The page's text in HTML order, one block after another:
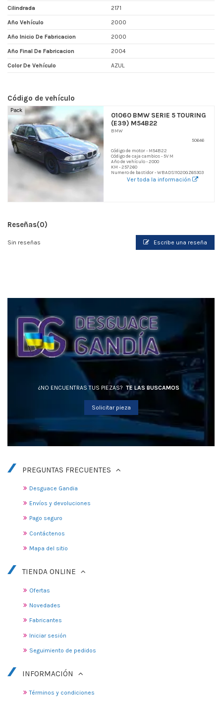
Cilindrada 2171
Año Vehículo 2000
Año Inicio De Fabricacion 2000
Año Final De Fabricacion 2004
Color De Vehículo AZUL
Código de vehículo
Pack
01060 BMW SERIE 5 TOURING
(E39) M54B22
BMW
50646
Código de motor - M54B22
Código de caja cambios - 5V M
Año de vehículo - 2000
KM - 257260
Numero de bastidor - WBADS11020GZ65303
Ver toda la información
Reseñas(0)
Sin reseñas Escribe una reseña
¿NO ENCUENTRAS TUS PIEZAS? TE LAS BUSCAMOS
Solicitar pieza
PREGUNTAS FRECUENTES
Desguace Gandia
Envíos y devoluciones
Pago seguro
Contáctenos
Mapa del sitio
TIENDA ONLINE
Ofertas
Novedades
Fabricantes
Iniciar sesión
Seguimiento de pedidos
INFORMACIÓN
Términos y condiciones